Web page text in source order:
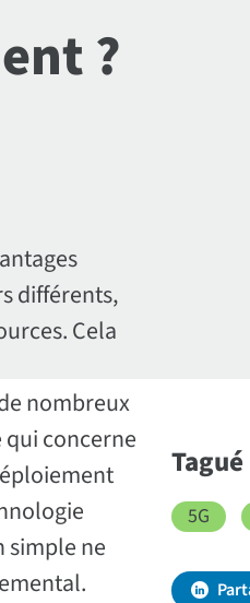
?
différents,
Cela
nombreux
concerne
simple ne
Tagué
5G